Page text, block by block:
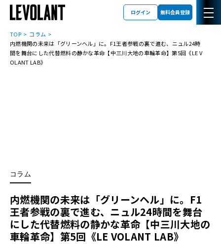
ログイン 無料会員登録
TOP
コラム
内燃機関の未来は「グリーンヘル」に。F1王者参戦の裏で進む、ニュル24時
間を舞台にした代替燃料の静かな革命【中三川大地の車輪革命】第5回《LE V
OLANT LAB》
コラム
内燃機関の未来は「グリーンヘル」に。F1
王者参戦の裏で進む、ニュル24時間を舞台
にした代替燃料の静かな革命【中三川大地の
車輪革命】第5回《LE VOLANT LAB》